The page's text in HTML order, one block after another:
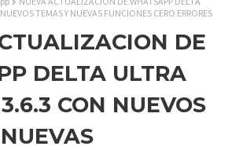
TEMAS Y NUEVAS FUNCIONES CERO ERRORES
DE
DELTA ULTRA
CON NUEVOS